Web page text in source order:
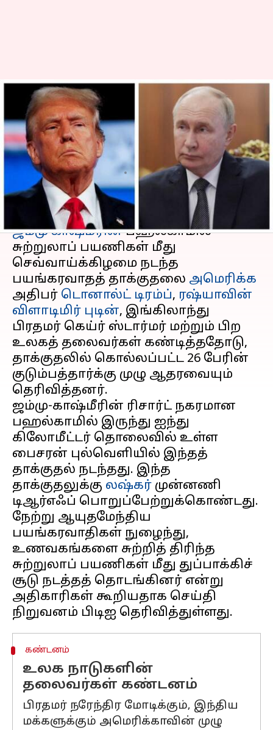
'கொடூரமான' பஹல்காம்
பயங்கரவாத
தாக்குதலுக்கு உலக
நாடுகள் கண்டனம்
எழுதியவர் Venkatalakshmi V Apr 23, 2025 08:50 am
செய்தி முன்னோட்டம்
ஜம்மு காஷ்மீரின்பஹல்காமில்
சுற்றுலாப் பயணிகள் மீது
செவ்வாய்க்கிழமை நடந்த
பயங்கரவாதத் தாக்குதலை அமெரிக்க
அதிபர் டொனால்ட் டிரம்ப், ரஷ்யாவின்
விளாடிமிர் புடின், இங்கிலாந்து
பிரதமர் கெய்ர் ஸ்டார்மர் மற்றும் பிற
உலகத் தலைவர்கள் கண்டித்ததோடு,
தாக்குதலில் கொல்லப்பட்ட 26 பேரின்
குடும்பத்தார்க்கு முழு ஆதரவையும்
தெரிவித்தனர்.
ஜம்மு-காஷ்மீரின் ரிசார்ட் நகரமான
பஹல்காமில் இருந்து ஐந்து
கிலோமீட்டர் தொலைவில் உள்ள
பைசரன் புல்வெளியில் இந்தத்
தாக்குதல் நடந்தது. இந்த
தாக்குதலுக்கு லஷ்கர் முன்னணி
டிஆர்எஃப் பொறுப்பேற்றுக்கொண்டது.
நேற்று ஆயுதமேந்திய
பயங்கரவாதிகள் நுழைந்து,
உணவகங்களை சுற்றித் திரிந்த
சுற்றுலாப் பயணிகள் மீது துப்பாக்கிச்
சூடு நடத்தத் தொடங்கினர் என்று
அதிகாரிகள் கூறியதாக செய்தி
கண்டனம்
உலக நாடுகளின்
தலைவர்கள் கண்டனம்
பிரதமர் நரேந்திர மோடிக்கும், இந்திய
மக்களுக்கும் அமெரிக்காவின் முழு